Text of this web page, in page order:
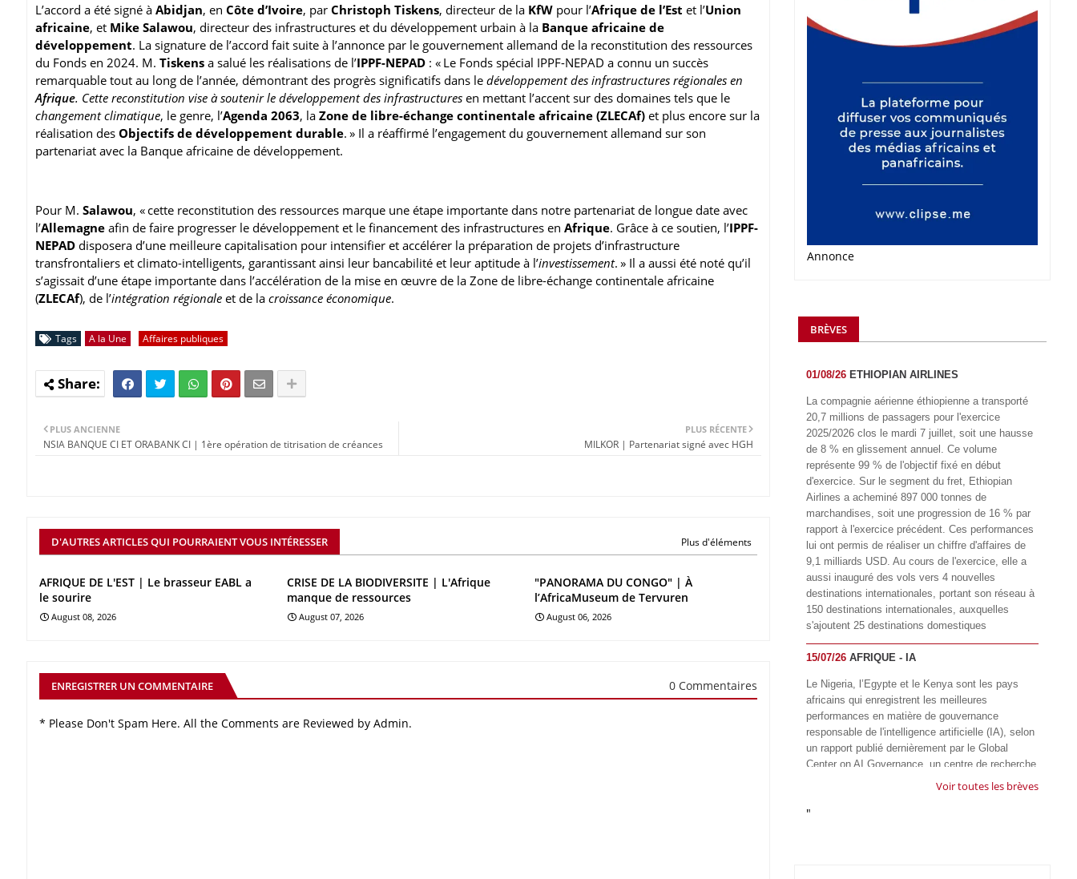
L’accord a été signé à Abidjan, en Côte d’Ivoire, par Christoph Tiskens, directeur de la KfW pour l’Afrique de l’Est et l’Union
africaine, et Mike Salawou, directeur des infrastructures et du développement urbain à la Banque africaine de
développement. La signature de l’accord fait suite à l’annonce par le gouvernement allemand de la reconstitution des ressources
du Fonds en 2024. M. Tiskens a salué les réalisations de l’IPPF-NEPAD : « Le Fonds spécial IPPF-NEPAD a connu un succès
remarquable tout au long de l’année, démontrant des progrès significatifs dans le développement des infrastructures régionales en
Afrique. Cette reconstitution vise à soutenir le développement des infrastructures en mettant l’accent sur des domaines tels que le
changement climatique, le genre, l’Agenda 2063, la Zone de libre-échange continentale africaine (ZLECAf) et plus encore sur la
réalisation des Objectifs de développement durable. » Il a réaffirmé l’engagement du gouvernement allemand sur son
partenariat avec la Banque africaine de développement.
Pour M. Salawou, « cette reconstitution des ressources marque une étape importante dans notre partenariat de longue date avec
l’Allemagne afin de faire progresser le développement et le financement des infrastructures en Afrique. Grâce à ce soutien, l’IPPF-
NEPAD disposera d’une meilleure capitalisation pour intensifier et accélérer la préparation de projets d’infrastructure
transfrontaliers et climato-intelligents, garantissant ainsi leur bancabilité et leur aptitude à l’investissement. » Il a aussi été noté qu’il
s’agissait d’une étape importante dans l’accélération de la mise en œuvre de la Zone de libre-échange continentale africaine
(ZLECAf), de l’intégration régionale et de la croissance économique.
Tags A la Une Affaires publiques
PLUS RÉCENTE
MILKOR | Partenariat signé avec HGH
PLUS ANCIENNE
NSIA BANQUE CI ET ORABANK CI | 1ère opération de titrisation de créances
D'AUTRES ARTICLES QUI POURRAIENT VOUS INTÉRESSER Plus d'éléments
AFRIQUE DE L'EST | Le brasseur EABL a
le sourire
August 08, 2026
CRISE DE LA BIODIVERSITE | L'Afrique
manque de ressources
August 07, 2026
"PANORAMA DU CONGO" | À
l’AfricaMuseum de Tervuren
August 06, 2026
ENREGISTRER UN COMMENTAIRE 0 Commentaires
* Please Don't Spam Here. All the Comments are Reviewed by Admin.
Annonce
BRÈVES
01/08/26 ETHIOPIAN AIRLINES
La compagnie aérienne éthiopienne a transporté
20,7 millions de passagers pour l'exercice
2025/2026 clos le mardi 7 juillet, soit une hausse
de 8 % en glissement annuel. Ce volume
représente 99 % de l'objectif fixé en début
d'exercice. Sur le segment du fret, Ethiopian
Airlines a acheminé 897 000 tonnes de
marchandises, soit une progression de 16 % par
rapport à l'exercice précédent. Ces performances
lui ont permis de réaliser un chiffre d'affaires de
9,1 milliards USD. Au cours de l'exercice, elle a
aussi inauguré des vols vers 4 nouvelles
destinations internationales, portant son réseau à
150 destinations internationales, auxquelles
s'ajoutent 25 destinations domestiques
15/07/26 AFRIQUE - IA
Le Nigeria, l’Egypte et le Kenya sont les pays
africains qui enregistrent les meilleures
performances en matière de gouvernance
responsable de l'intelligence artificielle (IA), selon
un rapport publié dernièrement par le Global
Center on AI Governance, un centre de recherche
basé en Afrique du Sud, qui œuvre à promouvoir
à l'échelle mondiale. Alors que l’IA transforme
Voir toutes les brèves
"